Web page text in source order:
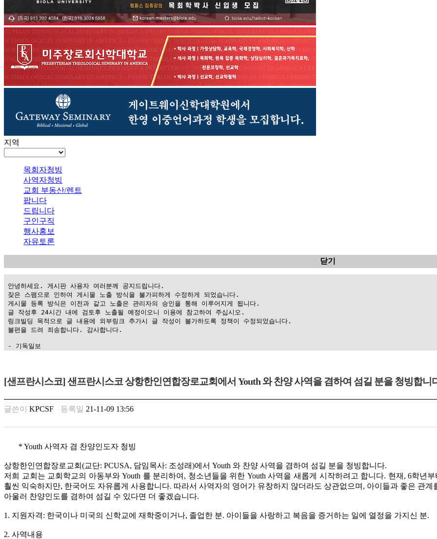
지역
목회자청빙
사역자청빙
교회 부동산/렌트
팝니다
드립니다
구인구직
행사홍보
자유토론
닫기
안녕하세요. 게시판 사용자 여러분께 공지드립니다.
잦은 스팸으로 인하여 게시물 노출 방식을 불가피하게 수정하게 되었습니다.
게시물 등록 방식은 이전과 같고 노출은 관리자의 승인을 통해 이루어지게 됩니다.
글 작성후 24시간 내에 검토후 노출될 예정이오니 이용에 참고하여 주십시오.
링크빌딩 목적으로 글 내용에 외부링크 추가시 글 작성이 불가하도록 정책이 수정되었습니다.
불편을 드려 죄송합니다. 감사합니다.
- 기독일보
만
찾
기
밍
키
넷
주
minky
체
[샌프란시스코] 샌프란시스코 상항한인연합장로교회에서 Youth 와 찬양 사역을 겸하여 섬길 분을 청빙합니
글쓴이 KPCSF 등록일 21-11-09 13:56
* Youth 사역자 겸 찬양인도자 청빙
상항한인연합장로교회(교단: PCUSA, 담임목사: 조성래)에서 Youth 와 찬양 사역을 겸하여 섬길 분을 청빙합니다.
저희 교회는 교회학교의 아동부와 Youth 를 분리하여, 청소년들을 위한 Youth 사역을 새롭게 시작하려고 합니다. 현재, 6학년
훨씬 익숙하지만, 한국어도 자유롭게 사용합니다. 따라서 사역자의 영어가 유창하지 않더라도 상관없으며, 아이들과 좋은 관
아울러 찬양인도를 겸하여 섬길 수 있다면 더 좋겠습니다.
1. 지원자격: 한국이나 미국의 신학교에 재학중이거나, 졸업한 분. 아이들을 사랑하고 복음을 증거하는 일에 열정을 가지신 분.
2. 사역내용